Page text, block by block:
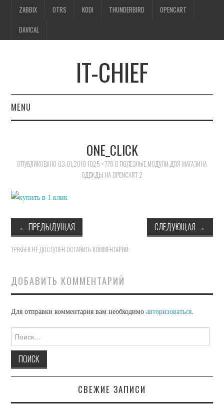
ZABBIX OTRS KODI THUNDERBIRD OPENCART
DAVICAL
IT-CHIEF
MENU
OPENCART
ONE_CLICK
ОПУБЛИКОВАНО 03.01.2018 1025 × 778 В ПОЛЕЗНЫЕ МОДУЛИ ДЛЯ МАГАЗИНА
ОДЕЖДЫ НА OPENCART 2
← ПРЕДЫДУЩАЯ СЛЕДУЮЩАЯ →
ТРЕКБЕК НЕ ДОСТУПЕН ОСТАВИТЬ КОММЕНТАРИЙ.
ДОБАВИТЬ КОММЕНТАРИЙ
Для отправки комментария вам необходимоавторизоваться.
СВЕЖИЕ ЗАПИСИ